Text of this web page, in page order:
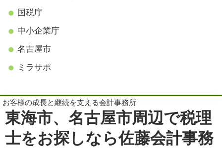
国税庁
中小企業庁
名古屋市
ミラサポ
お客様の成長と継続を支える会計事務所
東海市、名古屋市周辺で税理
士をお探しなら佐藤会計事務